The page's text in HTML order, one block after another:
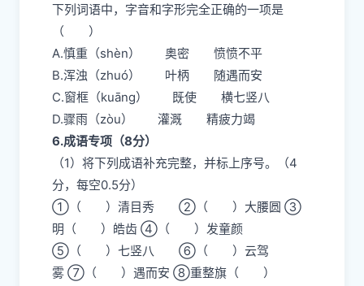
下列词语中，字音和字形完全正确的一项是
（ ）
A.慎重（shèn） 奥密 愤愤不平
B.浑浊（zhuó） 叶柄 随遇而安
C.窗框（kuāng） 既使 横七竖八
D.骤雨（zòu） 灌溉 精疲力竭
6.成语专项（8分）
（1）将下列成语补充完整，并标上序号。（4
分，每空0.5分）
①（ ）清目秀 ②（ ）大腰圆 ③
明（ ）皓齿 ④（ ）发童颜
⑤（ ）七竖八 ⑥（ ）云驾
雾 ⑦（ ）遇而安 ⑧重整旗（ ）